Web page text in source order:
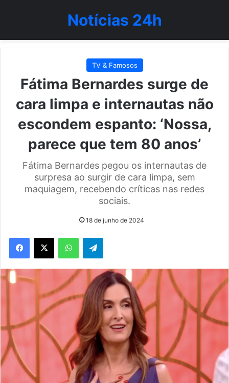
Notícias 24h
TV & Famosos
Fátima Bernardes surge de
cara limpa e internautas não
escondem espanto: ‘Nossa,
parece que tem 80 anos’
Fátima Bernardes pegou os internautas de
surpresa ao surgir de cara limpa, sem
maquiagem, recebendo críticas nas redes
sociais.
18 de junho de 2024
WhatsAppTelegram